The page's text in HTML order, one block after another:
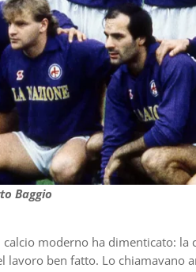
Baggio
moderno ha dimenticato:
lavoro ben fatto. Lo chiamavano